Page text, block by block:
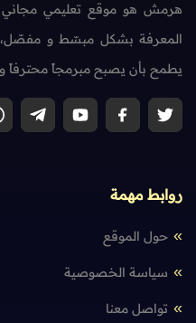
هرمش هو موقع تعليمي مجاني
المعرفة بشكل مبسّط و
يطمح بأن يصبح مبرمجاً محترفاً و
روابط مهمة
حول الموقع
سياسة الخصوصية
تواصل معنا